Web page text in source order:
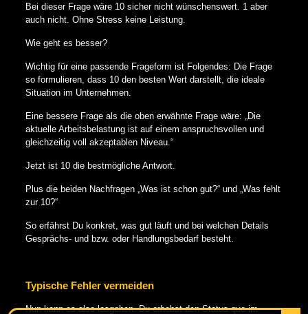
Bei dieser Frage wäre 10 sicher nicht wünschenswert. 1 aber
auch nicht. Ohne Stress keine Leistung.
Wie geht es besser?
Wichtig für eine passende Frageform ist Folgendes: Die Frage
so formulieren, dass 10 den besten Wert darstellt, die ideale
Situation im Unternehmen.
Eine bessere Frage als die oben erwähnte Frage wäre: „Die
aktuelle Arbeitsbelastung ist auf einem anspruchsvollen und
gleichzeitig voll akzeptablen Niveau.“
Jetzt ist 10 die bestmögliche Antwort.
Plus die beiden Nachfragen „Was ist schon gut?“ und „Was fehlt
zur 10?“
So erfährst Du konkret, was gut läuft und bei welchen Details
Gesprächs- und bzw. oder Handlungsbedarf besteht.
Typische Fehler vermeiden
Nun kann es also losgehen. Du erhebst den Status quo im